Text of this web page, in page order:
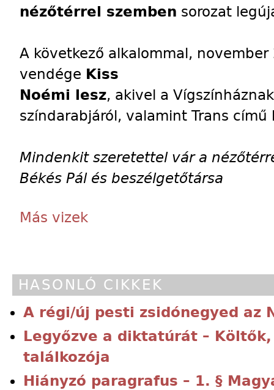
nézőtérrel szemben sorozat
A következő alkalommal,
vendége Kiss
Noémi lesz, akivel a
színdarabjáról, valamint Trans
Mindenkit szeretettel vár a
Békés Pál és beszélgetőtársa
Más vizek
HASONLÓ CIKKEK
A régi/új pesti zsidónegyed az
Legyőzve a diktatúrát –
találkozója
Hiányzó paragrafus – 1. §